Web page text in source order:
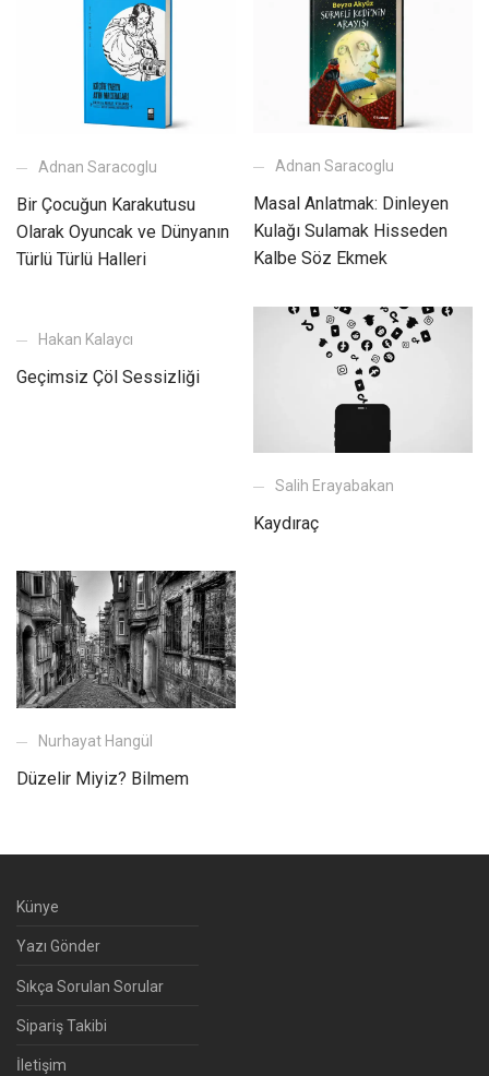
Adnan Saracoglu
Bir Çocuğun Karakutusu
Olarak Oyuncak ve Dünyanın
Türlü Türlü Halleri
Adnan Saracoglu
Masal Anlatmak: Dinleyen
Kulağı Sulamak Hisseden
Kalbe Söz Ekmek
Hakan Kalaycı
Geçimsiz Çöl Sessizliği
Salih Erayabakan
Kaydıraç
Nurhayat Hangül
Düzelir Miyiz? Bilmem
Künye
Yazı Gönder
Sıkça Sorulan Sorular
Sipariş Takibi
İletişim